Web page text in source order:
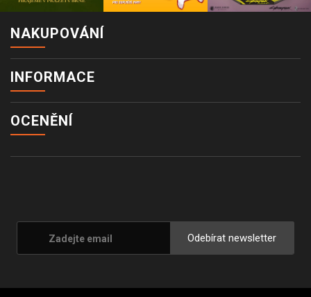
NAKUPOVÁNÍ
INFORMACE
OCENĚNÍ
Odebírat newsletter